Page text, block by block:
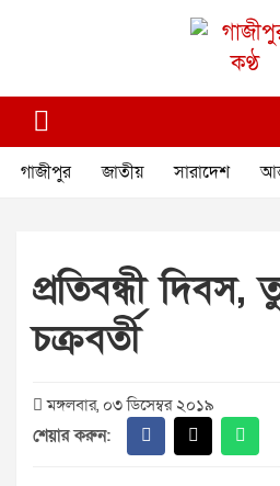
গাজীপুর কণ্ঠ
গাজীপুর জাতীয় সারাদেশ
প্রতিবন্ধী দিবস,
চক্রবর্তী
মঙ্গলবার, ০৩ ডিসেম্বর ২০১৯
শেয়ার করুন: